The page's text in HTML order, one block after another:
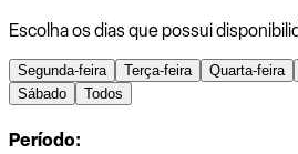
Escolha os dias que possui
Segunda-feira Terça-feira Quarta-feira
Sábado
Todos
Período: